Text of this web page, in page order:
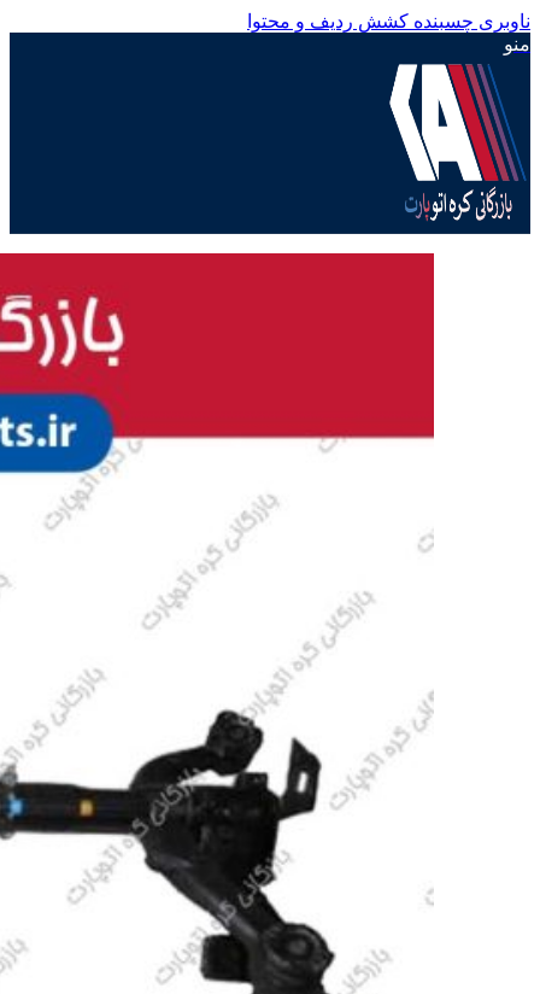
ناوبری چسبنده کشش ردیف و محتوا
منو